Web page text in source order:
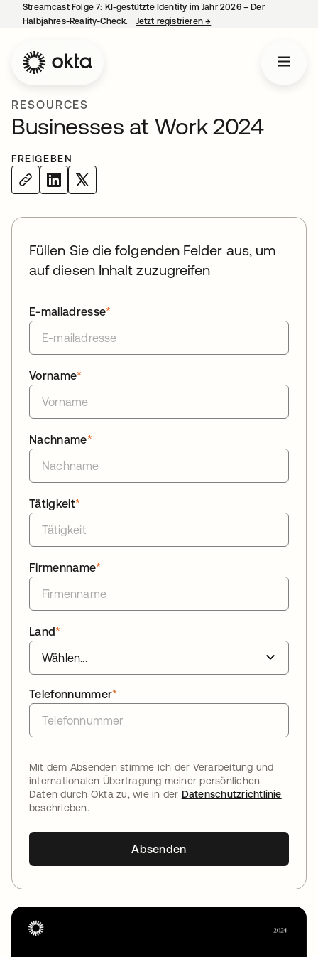
Streamcast Folge 7: KI-gestützte Identity im Jahr 2026 – Der
Halbjahres-Reality-Check.
Jetzt registrieren→
RESOURCES
Businesses at Work 2024
FREIGEBEN
Füllen Sie die folgenden Felder aus, um
auf diesen Inhalt zuzugreifen
*
E-mailadresse
*
Vorname
*
Nachname
*
Tätigkeit
*
Firmenname
*
Land
*
Telefonnummer
Mit dem Absenden stimme ich der Verarbeitung und
internationalen Übertragung meiner persönlichen
Daten durch Okta zu, wie in der Datenschutzrichtlinie
beschrieben.
Absenden